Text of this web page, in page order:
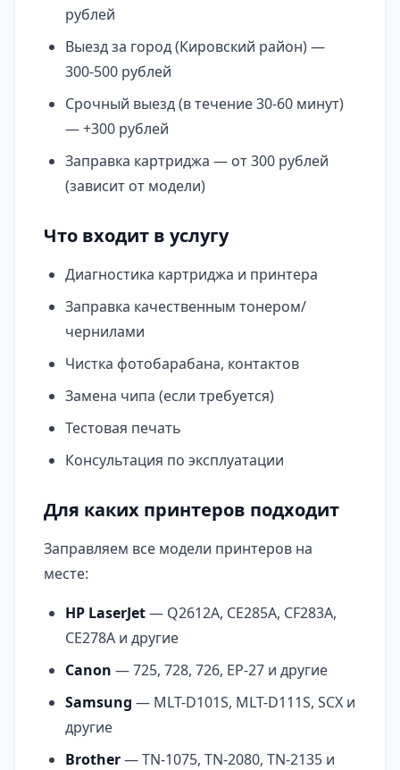
рублей
Выезд за город (Кировский район) —
300-500 рублей
Срочный выезд (в течение 30-60 минут)
— +300 рублей
Заправка картриджа — от 300 рублей
(зависит от модели)
Что входит в услугу
Диагностика картриджа и принтера
Заправка качественным тонером/
чернилами
Чистка фотобарабана, контактов
Замена чипа (если требуется)
Тестовая печать
Консультация по эксплуатации
Для каких принтеров подходит
Заправляем все модели принтеров на
месте:
HP LaserJet— Q2612A, CE285A, CF283A,
CE278A и другие
Canon — 725, 728, 726, EP-27 и другие
Samsung — MLT-D101S, MLT-D111S, SCX и
другие
Brother— TN-1075, TN-2080, TN-2135 и